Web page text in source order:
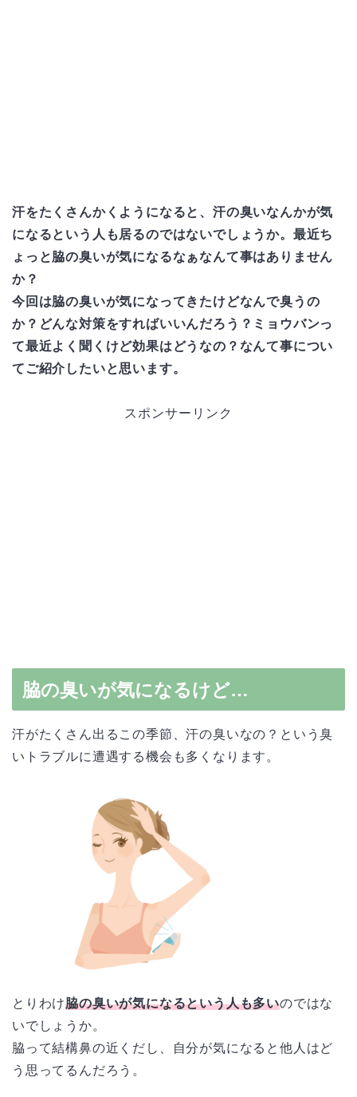
汗をたくさんかくようになると、汗の臭いなんかが気
になるという人も居るのではないでしょうか。最近ち
ょっと脇の臭いが気になるなぁなんて事はありません
か？
今回は脇の臭いが気になってきたけどなんで臭うの
か？どんな対策をすればいいんだろう？ミョウバンっ
て最近よく聞くけど効果はどうなの？なんて事につい
てご紹介したいと思います。
スポンサーリンク
脇の臭いが気になるけど…
汗がたくさん出るこの季節、汗の臭いなの？という臭
いトラブルに遭遇する機会も多くなります。
とりわけ脇の臭いが気になるという人も多いのではな
いでしょうか。
脇って結構鼻の近くだし、自分が気になると他人はど
う思ってるんだろう。